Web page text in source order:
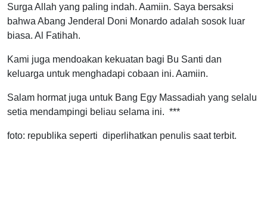
Surga Allah yang paling indah. Aamiin. Saya bersaksi
bahwa Abang Jenderal Doni Monardo adalah sosok luar
biasa. Al Fatihah.
Kami juga mendoakan kekuatan bagi Bu Santi dan
keluarga untuk menghadapi cobaan ini. Aamiin.
Salam hormat juga untuk Bang Egy Massadiah yang selalu
setia mendampingi beliau selama ini. ***
foto: republika seperti diperlihatkan penulis saat terbit.